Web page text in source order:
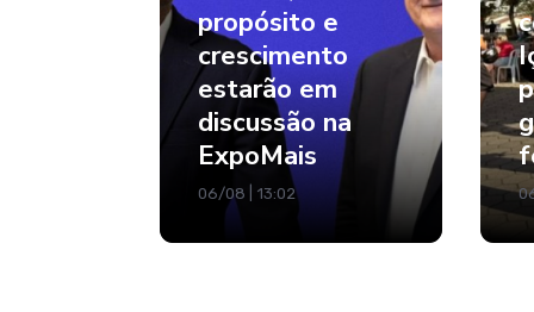
propósito e
crescimento
estarão em
discussão na
ExpoMais
06/08 | 13:02